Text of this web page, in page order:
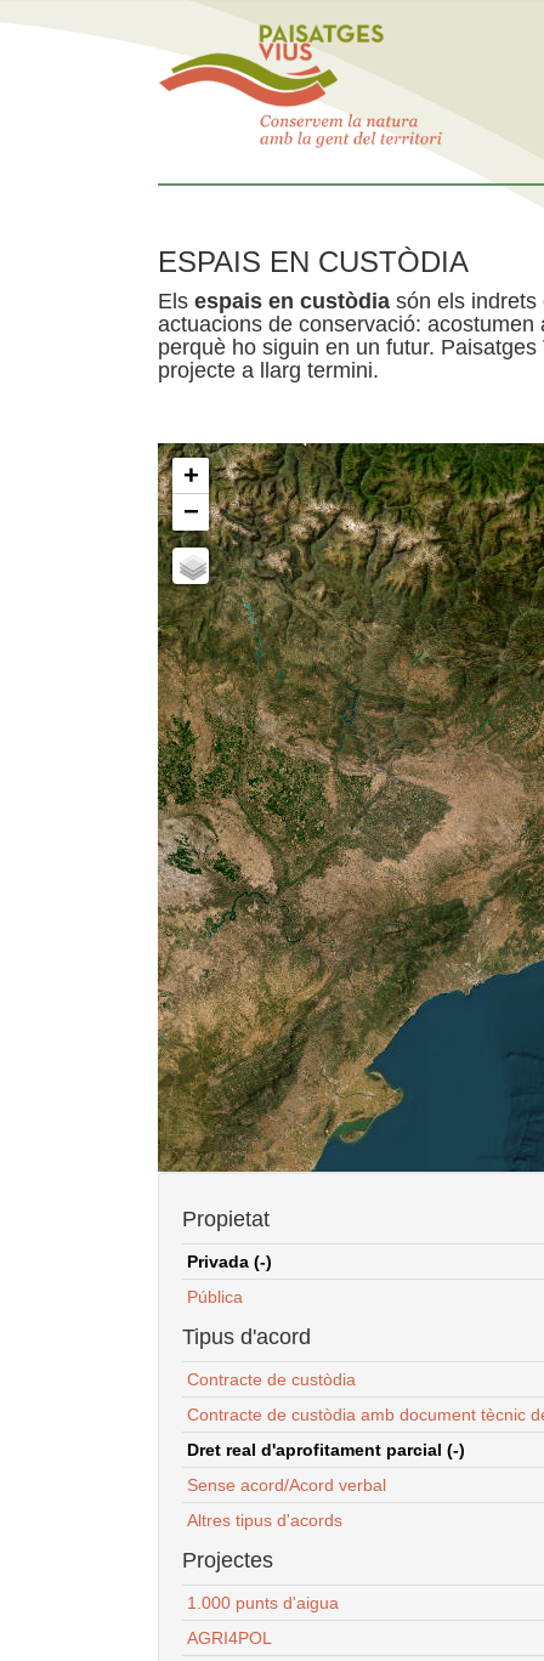
ESPAIS EN CUSTÒDIA
Els espais en custòdia són els indrets
actuacions de conservació:
perquè ho siguin en un futur.
projecte a llarg termini.
+
−
Propietat
Privada (-)
Pública
Tipus d'acord
Contracte de custòdia
Contracte de custòdia amb document tècnic
Dret real d'aprofitament parcial (-)
Sense acord/Acord verbal
Altres tipus d'acords
Projectes
1.000 punts d'aigua
AGRI4POL